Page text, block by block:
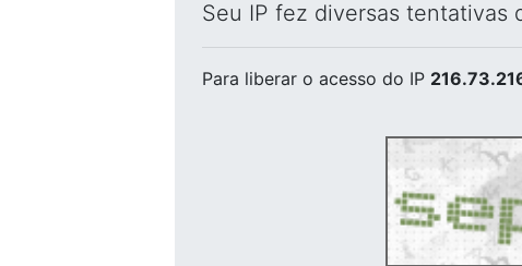
Seu IP fez diversas tentativas
Para liberar o acesso do IP